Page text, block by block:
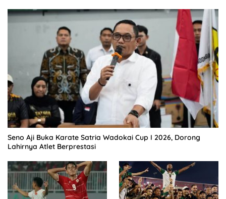
Seno Aji Buka Karate Satria Wadokai Cup I 2026, Dorong
Lahirnya Atlet Berprestasi